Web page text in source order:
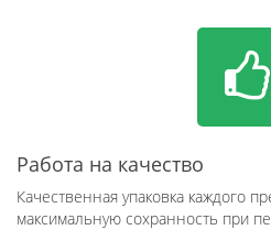
Работа на качество
Качественная упаковка каждого
максимальную сохранность при